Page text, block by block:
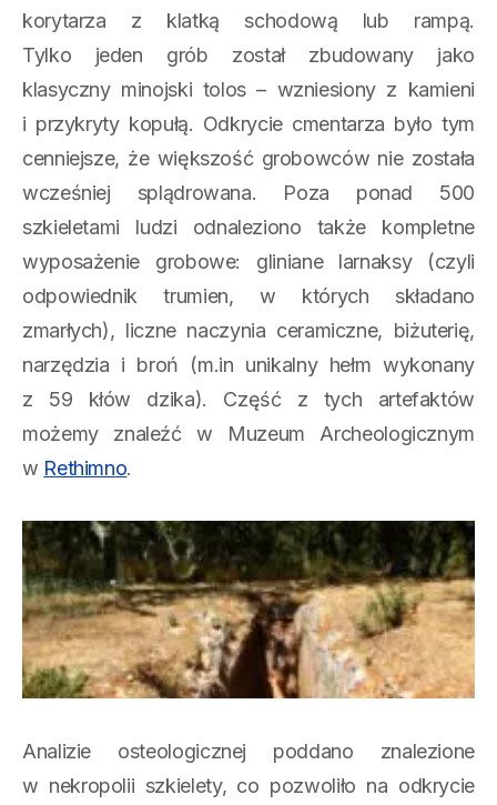
korytarza z klatką schodową lub rampą.
Tylko jeden grób został zbudowany jako
klasyczny minojski tolos – wzniesiony z kamieni
i przykryty kopułą. Odkrycie cmentarza było tym
cenniejsze, że większość grobowców nie została
wcześniej splądrowana. Poza ponad 500
szkieletami ludzi odnaleziono także kompletne
wyposażenie grobowe: gliniane larnaksy (czyli
odpowiednik trumien, w których składano
zmarłych), liczne naczynia ceramiczne, biżuterię,
narzędzia i broń (m.in unikalny hełm wykonany
z 59 kłów dzika). Część z tych artefaktów
możemy znaleźć w Muzeum Archeologicznym
w Rethimno.
Analizie osteologicznej poddano znalezione
w nekropolii szkielety, co pozwoliło na odkrycie